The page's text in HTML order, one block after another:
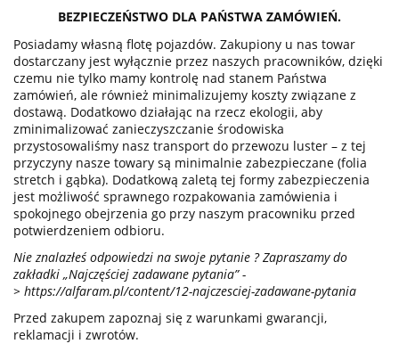
BEZPIECZEŃSTWO DLA PAŃSTWA ZAMÓWIEŃ.
Posiadamy własną flotę pojazdów. Zakupiony u nas towar
dostarczany jest wyłącznie przez naszych pracowników, dzięki
czemu nie tylko mamy kontrolę nad stanem Państwa
zamówień, ale również minimalizujemy koszty związane z
dostawą. Dodatkowo działając na rzecz ekologii, aby
zminimalizować zanieczyszczanie środowiska
przystosowaliśmy nasz transport do przewozu luster – z tej
przyczyny nasze towary są minimalnie zabezpieczane (folia
stretch i gąbka). Dodatkową zaletą tej formy zabezpieczenia
jest możliwość sprawnego rozpakowania zamówienia i
spokojnego obejrzenia go przy naszym pracowniku przed
potwierdzeniem odbioru.
Nie znalazłeś odpowiedzi na swoje pytanie ? Zapraszamy do
zakładki „Najczęściej zadawane pytania” -
> https://alfaram.pl/content/12-najczesciej-zadawane-pytania
Przed zakupem zapoznaj się z warunkami gwarancji,
reklamacji i zwrotów.